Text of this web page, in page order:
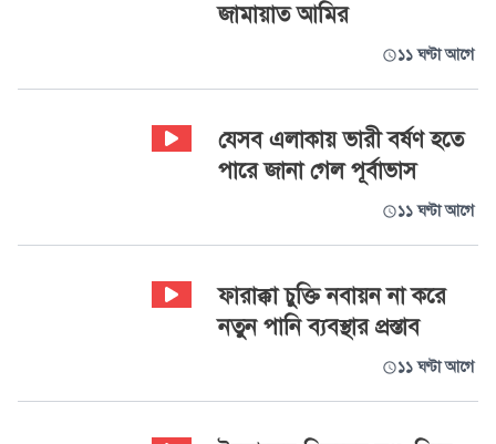
জামায়াত আমির
১১ ঘণ্টা আগে
যেসব এলাকায় ভারী বর্ষণ হতে
পারে জানা গেল পূর্বাভাস
১১ ঘণ্টা আগে
ফারাক্কা চুক্তি নবায়ন না করে
নতুন পানি ব্যবস্থার প্রস্তাব
১১ ঘণ্টা আগে